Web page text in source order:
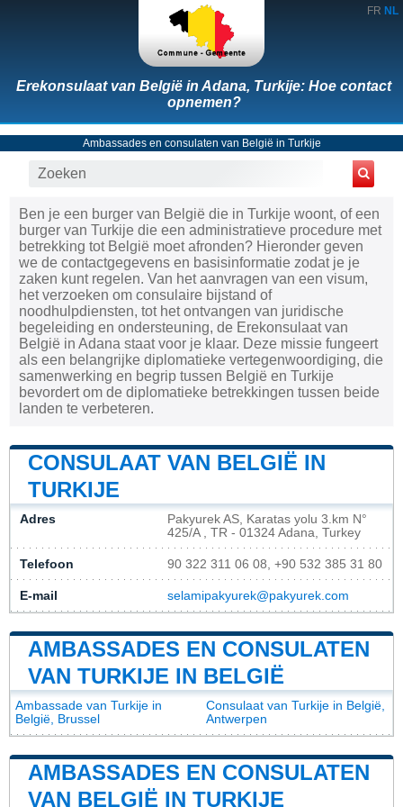
FR NL
Erekonsulaat van België in Adana, Turkije: Hoe contact
opnemen?
Ambassades en consulaten van België in Turkije
Ben je een burger van België die in Turkije woont, of een
burger van Turkije die een administratieve procedure met
betrekking tot België moet afronden? Hieronder geven
we de contactgegevens en basisinformatie zodat je je
zaken kunt regelen. Van het aanvragen van een visum,
het verzoeken om consulaire bijstand of
noodhulpdiensten, tot het ontvangen van juridische
begeleiding en ondersteuning, de Erekonsulaat van
België in Adana staat voor je klaar. Deze missie fungeert
als een belangrijke diplomatieke vertegenwoordiging, die
samenwerking en begrip tussen België en Turkije
bevordert om de diplomatieke betrekkingen tussen beide
landen te verbeteren.
CONSULAAT VAN BELGIË IN
TURKIJE
Adres
Pakyurek AS, Karatas yolu 3.km N°
425/A , TR - 01324 Adana, Turkey
Telefoon 90 322 311 06 08, +90 532 385 31 80
E-mail selamipakyurek@pakyurek.com
AMBASSADES EN CONSULATEN
VAN TURKIJE IN BELGIË
Ambassade van Turkije in
België, Brussel
Consulaat van Turkije in België,
Antwerpen
AMBASSADES EN CONSULATEN
VAN BELGIË IN TURKIJE